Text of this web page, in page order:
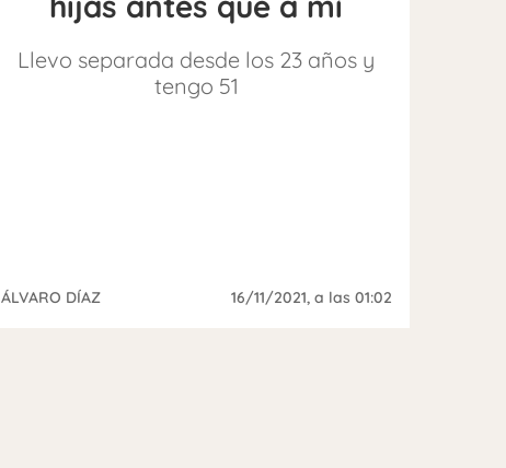
Llevo separada desde los 23 años y
tengo 51
ÁLVARO DÍAZ 16/11/2021, a las 01:02